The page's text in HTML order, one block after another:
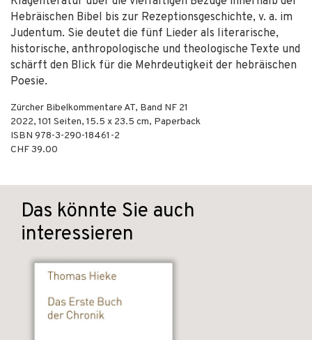
Hebräischen Bibel bis zur Rezeptionsgeschichte, v. a. im
Judentum. Sie deutet die fünf Lieder als literarische,
historische, anthropologische und theologische Texte und
schärft den Blick für die Mehrdeutigkeit der hebräischen
Poesie.
Zürcher Bibelkommentare AT, Band NF 21
2022, 101 Seiten, 15.5 x 23.5 cm, Paperback
ISBN 978-3-290-18461-2
CHF 39.00
Das könnte Sie auch
interessieren